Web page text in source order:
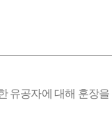
유공자에 대해 훈장